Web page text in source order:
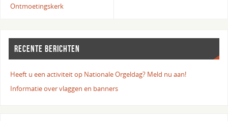
Ontmoetingskerk
RECENTE BERICHTEN
Heeft u een activiteit op Nationale Orgeldag? Meld nu aan!
Informatie over vlaggen en banners